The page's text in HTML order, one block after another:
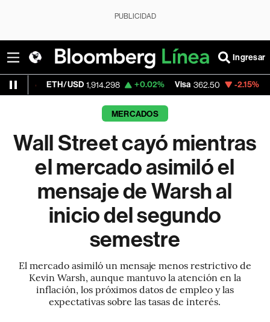
PUBLICIDAD
Ingresar
1,914.298 +0.02% Visa 362.50 -2.15% MercadoLibre
MERCADOS
Wall Street cayó mientras
el mercado asimiló el
mensaje de Warsh al
inicio del segundo
semestre
El mercado asimiló un mensaje menos restrictivo de
Kevin Warsh, aunque mantuvo la atención en la
inflación, los próximos datos de empleo y las
expectativas sobre las tasas de interés.